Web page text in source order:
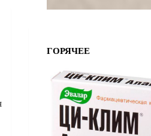
ГОРЯЧЕЕ